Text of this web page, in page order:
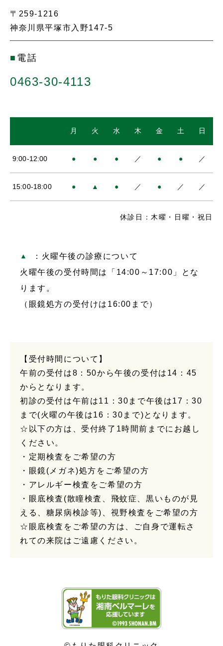
〒259-1216
神奈川県平塚市入野147-5
■ 電話
0463-30-4113
月 火 水 木 金 土 日
9:00-12:00 ● ● ● ／ ● ● ／
15:00-18:00 ● ▲ ● ／ ● ／ ／
休診日：木曜・日曜・祝日
：火曜午後の診療について
火曜午後の受付時間は「14:00～17:00」とな
ります。
（眼鏡処方の受付けは16:00まで）
【受付時間について】
午前の受付は8：50から午後の受付は14：45
からとなります。
初診の受付は午前は11：30まで午後は17：30
まで(火曜の午後は16：30まで)となります。
☆以下の方は、受付終了1時間前までにお越し
ください。
・定期検査をご希望の方
・眼鏡(メガネ)処方をご希望の方
・アレルギー検査をご希望の方
・眼底検査(散瞳検査、飛蚊症、黒いものが見
える、糖尿病検診等)、視野検査をご希望の方
☆眼底検査をご希望の方は、ご自身で運転さ
れての来院はご遠慮ください。